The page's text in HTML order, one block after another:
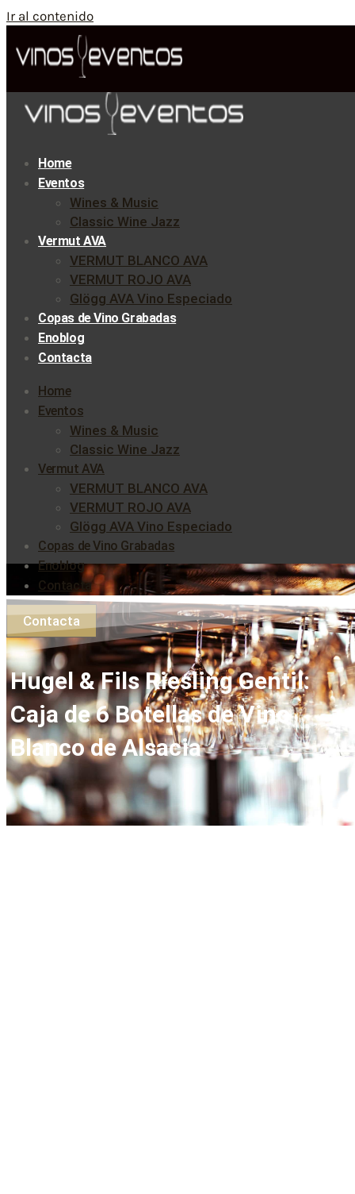
Ir al contenido
Home
Eventos
Wines & Music
Classic Wine Jazz
Vermut AVA
VERMUT BLANCO AVA
VERMUT ROJO AVA
Glögg AVA Vino Especiado
Copas de Vino Grabadas
Enoblog
Contacta
Home
Eventos
Wines & Music
Classic Wine Jazz
Vermut AVA
VERMUT BLANCO AVA
VERMUT ROJO AVA
Glögg AVA Vino Especiado
Copas de Vino Grabadas
Enoblog
Contacta
Contacta
Hugel & Fils Riesling Gentil:
Caja de 6 Botellas de Vino
Blanco de Alsacia